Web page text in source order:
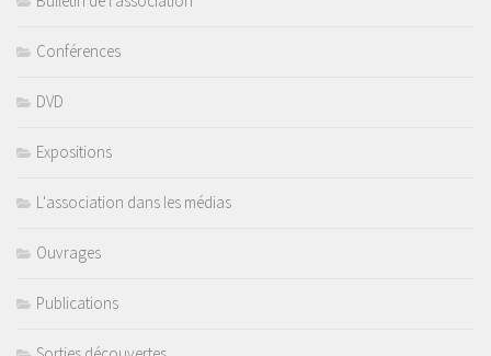
Conférences
DVD
Expositions
L'association dans les médias
Ouvrages
Publications